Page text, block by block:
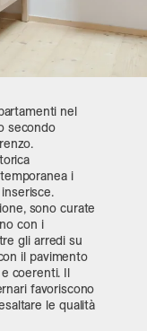
nel
secondo
i
sono curate
con i
gli arredi su
il pavimento
coerenti. Il
favoriscono
le qualità